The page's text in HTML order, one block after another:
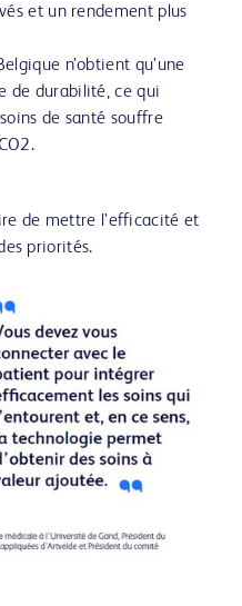
et un rendement plus
n’obtient qu’une
de durabilité, ce qui
de santé souffre
de mettre l’efficacité et
priorités.